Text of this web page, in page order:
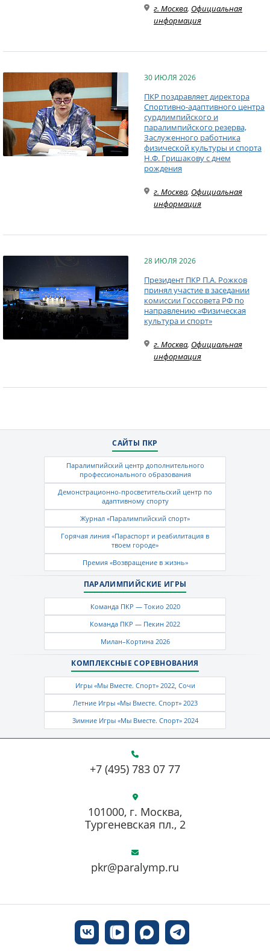
г. Москва, Официальная
информация
30 ИЮЛЯ 2026
ПКР поздравляет директора
Спортивно-адаптивного центра
сурдлимпийского и
паралимпийского резерва,
Заслуженного работника
физической культуры и спорта
Н.Ф. Гришакову с днем
рождения
г. Москва, Официальная
информация
28 ИЮЛЯ 2026
Президент ПКР П.А. Рожков
принял участие в заседании
комиссии Госсовета РФ по
направлению «Физическая
культура и спорт»
г. Москва, Официальная
информация
САЙТЫ ПКР
Паралимпийский центр дополнительного
профессионального образования
Демонстрационно-просветительский центр по
адаптивному спорту
Журнал «Паралимпийский спорт»
Горячая линия «Параспорт и реабилитация в
твоем городе»
Премия «Возвращение в жизнь»
ПАРАЛИМПИЙСКИЕ ИГРЫ
Команда ПКР — Токио 2020
Команда ПКР — Пекин 2022
Милан–Кортина 2026
КОМПЛЕКСНЫЕ СОРЕВНОВАНИЯ
Игры «Мы Вместе. Спорт» 2022, Сочи
Летние Игры «Мы Вместе. Спорт» 2023
Зимние Игры «Мы Вместе. Спорт» 2024
+7 (495) 783 07 77
pkr@paralymp.ru
101000, г. Москва,
Тургеневская пл., 2